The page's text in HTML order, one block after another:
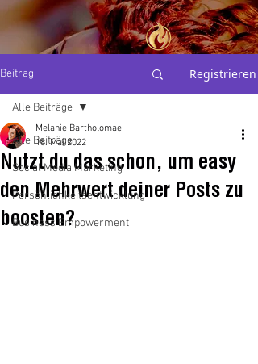
THE
PERSONAL
BRAND
Beitrag Registrieren
Alle Beiträge
Social Media Marketing
Persönlichkeitsentwicklung
Business Empowerment
Alle Beiträge
Nutzt du das schon, um easy
den Mehrwert deiner Posts zu
boosten?
Melanie Bartholomae
18. Mai 2022